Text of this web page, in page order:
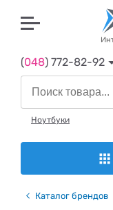
(048) 772-82-92
Ноутбуки
Каталог брендов